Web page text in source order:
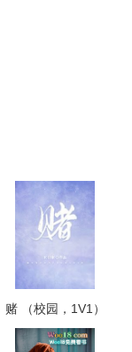
赌 （校园，1V1）